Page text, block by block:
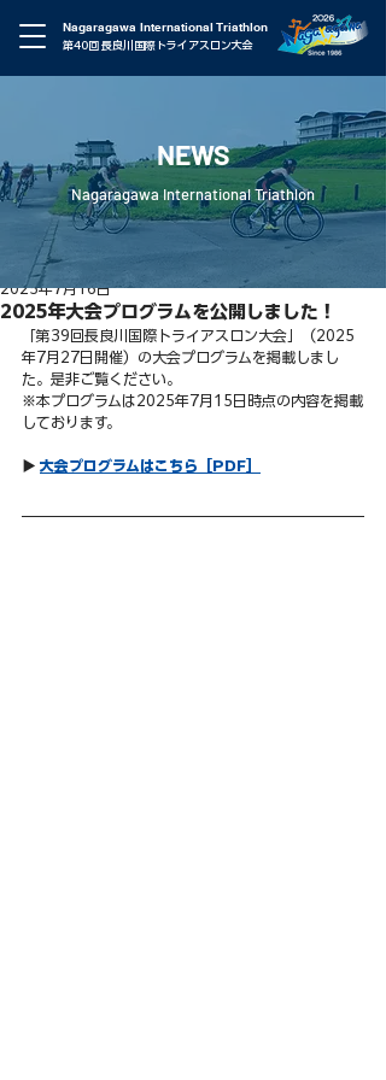
Nagaragawa International Triathlon
第40回 長良川国際トライアスロン大会
2025年大会プログラムを公開しました！
2025年7月16日
「第39回長良川国際トライアスロン大会」（2025
年7月27日開催）の大会プログラムを掲載しまし
た。是非ご覧ください。
※本プログラムは2025年7月15日時点の内容を掲載
しております。
▶ 大会プログラムはこちら［PDF］
NEWS
Nagaragawa International Triathlon